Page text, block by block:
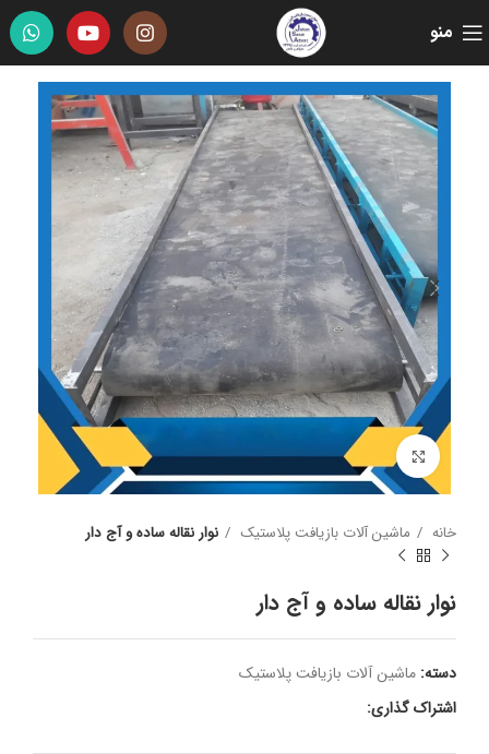
منو
برای بزرگنمایی کلیک کنید
خانه ماشین آلات بازیافت پلاستیک نوار نقاله ساده و آج دار
نوار نقاله ساده و آج دار
دسته: ماشین آلات بازیافت پلاستیک
اشتراک گذاری: